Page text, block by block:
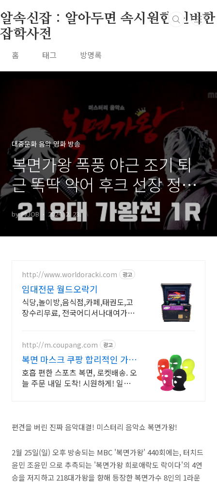
알속신잡 : 알아두면 속시원한 신비한
잡학사전
홈 태그 방명록
대중문화 음악 영화 방송
복면가왕 폭풍 야근 조기 퇴
근 똑딱 악어 후크 선장 정체
218대가왕 440회 1R 복면가
왕 희로애락도 락이다 터치드
윤민 조윤민
by 神JOB 2024. 2. 23.
http://www.worldoracki.com 광고
임대전문 월드오락기
식당,놀이방,음식점,카페,태권도,고
장수리무료, 전국어디서나대여가능,
http://m.coupang.com 광고
복면 마스크 쿠팡 합리적인 가격
에
호흡 편한 스포츠 복면, 로켓배송. 오
늘 주문 내일 도착! 시원하게! 일상
편견을 버린 진짜 음악대결! 미스터리 음악쇼 복면가왕!
2월 25일(일) 오후 방송되는 MBC '복면가왕' 440회에는, 터치드
윤민 조윤민 으로 추측되는 '복면가왕 희로애락도 락이다'의 4연
승을 저지하고 218대가왕을 향해 등장한 복면가수 8인의 1라운